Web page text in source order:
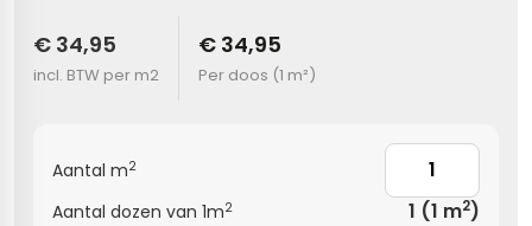
€ 34,95
incl. BTW per m2
€ 34,95
Per doos (1 m²)
Aantal m2
Aantal dozen van 1m2 1 (1 m2)
tegels